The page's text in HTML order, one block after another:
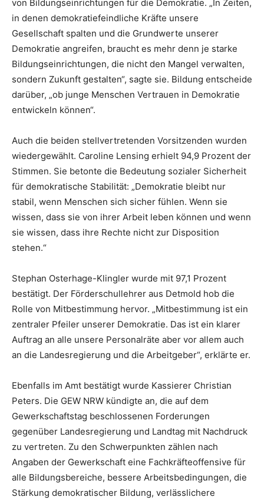
von Bildungseinrichtungen für die Demokratie. „In Zeiten,
in denen demokratiefeindliche Kräfte unsere
Gesellschaft spalten und die Grundwerte unserer
Demokratie angreifen, braucht es mehr denn je starke
Bildungseinrichtungen, die nicht den Mangel verwalten,
sondern Zukunft gestalten“, sagte sie. Bildung entscheide
darüber, „ob junge Menschen Vertrauen in Demokratie
entwickeln können“.
Auch die beiden stellvertretenden Vorsitzenden wurden
wiedergewählt. Caroline Lensing erhielt 94,9 Prozent der
Stimmen. Sie betonte die Bedeutung sozialer Sicherheit
für demokratische Stabilität: „Demokratie bleibt nur
stabil, wenn Menschen sich sicher fühlen. Wenn sie
wissen, dass sie von ihrer Arbeit leben können und wenn
sie wissen, dass ihre Rechte nicht zur Disposition
stehen.“
Stephan Osterhage-Klingler wurde mit 97,1 Prozent
bestätigt. Der Förderschullehrer aus Detmold hob die
Rolle von Mitbestimmung hervor. „Mitbestimmung ist ein
zentraler Pfeiler unserer Demokratie. Das ist ein klarer
Auftrag an alle unsere Personalräte aber vor allem auch
an die Landesregierung und die Arbeitgeber“, erklärte er.
Ebenfalls im Amt bestätigt wurde Kassierer Christian
Peters. Die GEW NRW kündigte an, die auf dem
Gewerkschaftstag beschlossenen Forderungen
gegenüber Landesregierung und Landtag mit Nachdruck
zu vertreten. Zu den Schwerpunkten zählen nach
Angaben der Gewerkschaft eine Fachkräfteoffensive für
alle Bildungsbereiche, bessere Arbeitsbedingungen, die
Stärkung demokratischer Bildung, verlässlichere